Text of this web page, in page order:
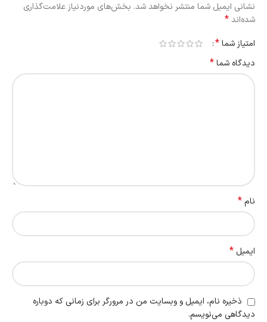
نشانی ایمیل شما منتشر نخواهد شد. بخش‌های موردنیاز علامت‌گذاری
شده‌اند*
امتیاز شما*
دیدگاه شما*
نام*
ایمیل *
ذخیره نام، ایمیل و وبسایت من در مرورگر برای زمانی که دوباره
دیدگاهی می‌نویسم.